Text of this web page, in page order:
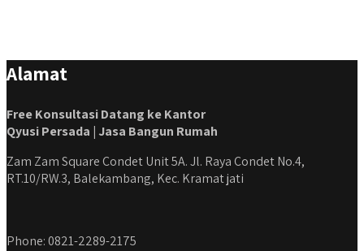
#jasabangunrumahjabodetabek #qyusipersada
Alamat
Free Konsultasi Datang ke Kantor
Qyusi Persada | Jasa Bangun Rumah
Zam Zam Square Condet Unit 5A. Jl. Raya Condet No.4,
RT.10/RW.3, Balekambang, Kec. Kramat jati
Phone: 0821-2289-2175